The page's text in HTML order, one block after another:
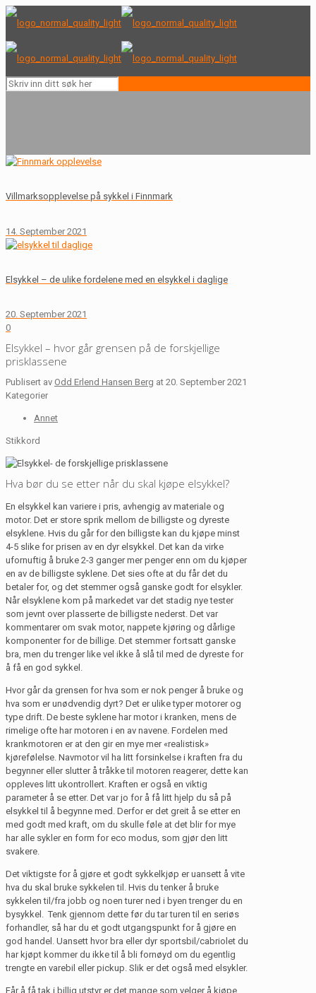
Villmarksopplevelse på sykkel i Finnmark
14. September 2021
Elsykkel – de ulike fordelene med en elsykkel i daglige
20. September 2021
0
Elsykkel – hvor går grensen på de forskjellige
prisklassene
Publisert av Odd Erlend Hansen Berg at 20. September 2021
Kategorier
Annet
Stikkord
Hva bør du se etter når du skal kjøpe elsykkel?
En elsykkel kan variere i pris, avhengig av materiale og
motor. Det er store sprik mellom de billigste og dyreste
elsyklene. Hvis du går for den billigste kan du kjøpe minst
4-5 slike for prisen av en dyr elsykkel. Det kan da virke
ufornuftig å bruke 2-3 ganger mer penger enn om du kjøper
en av de billigste syklene. Det sies ofte at du får det du
betaler for, og det stemmer også ganske godt for elsykler.
Når elsyklene kom på markedet var det stadig nye tester
som jevnt over plasserte de billigste nederst. Det var
kommentarer om svak motor, nappete kjøring og dårlige
komponenter for de billige. Det stemmer fortsatt ganske
bra, men du trenger like vel ikke å slå til med de dyreste for
å få en god sykkel.
Hvor går da grensen for hva som er nok penger å bruke og
hva som er unødvendig dyrt? Det er ulike typer motorer og
type drift. De beste syklene har motor i kranken, mens de
rimelige ofte har motoren i en av navene. Fordelen med
krankmotoren er at den gir en mye mer «realistisk»
kjørefølelse. Navmotor vil ha litt forsinkelse i kraften fra du
begynner eller slutter å tråkke til motoren reagerer, dette kan
oppleves litt ukontrollert. Kraften er også en viktig
parameter å se etter. Det var jo for å få litt hjelp du så på
elsykkel til å begynne med. Derfor er det greit å se etter en
med godt med kraft, om du skulle føle at det blir for mye
har alle sykler en form for eco modus, som gjør den litt
svakere.
Det viktigste for å gjøre et godt sykkelkjøp er uansett å vite
hva du skal bruke sykkelen til. Hvis du tenker å bruke
sykkelen til/fra jobb og noen turer ned i byen trenger du en
bysykkel. Tenk gjennom dette før du tar turen til en seriøs
forhandler, så har du et godt utgangspunkt for å gjøre en
god handel. Uansett hvor bra eller dyr sportsbil/cabriolet du
har kjøpt kommer du ikke til å bli fornøyd om du egentlig
trengte en varebil eller pickup. Slik er det også med elsykler.
Får å få tak i billig utstyr er det mange som velger å kjøpe